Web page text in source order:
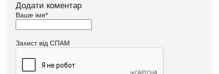
Додати коментар
Ваше імя*
Захист від СПАМ